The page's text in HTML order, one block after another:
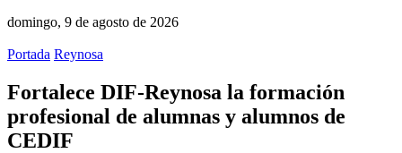
domingo, 9 de agosto de 2026
Portada Reynosa
Fortalece DIF-Reynosa la formación
profesional de alumnas y alumnos de
CEDIF